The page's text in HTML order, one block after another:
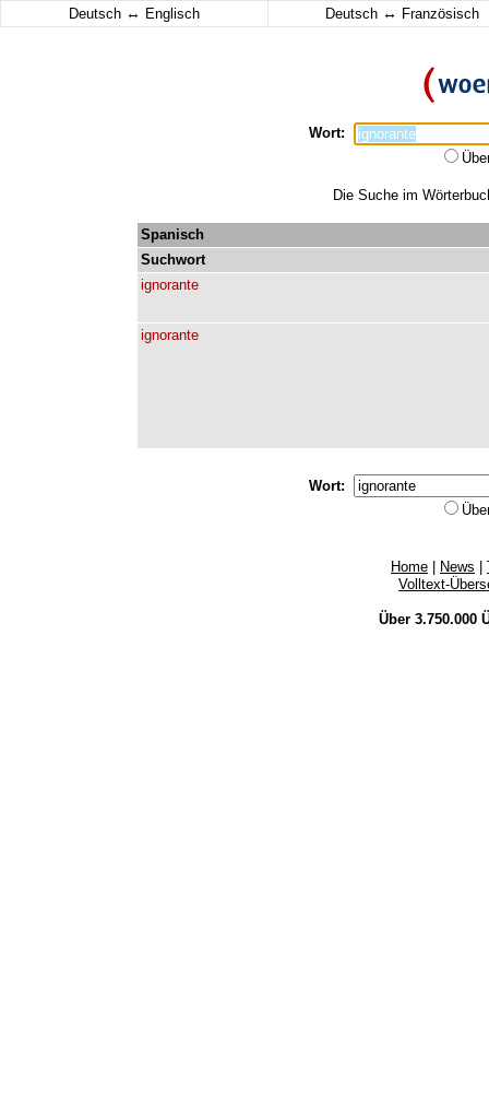
Deutsch ↔ Englisch Deutsch ↔ Französisch
Wort:
Die Suche im
Spanisch
Suchwort
ignorante
ignorante
Wort:
Home News
Volltext-
Über 3.750.000